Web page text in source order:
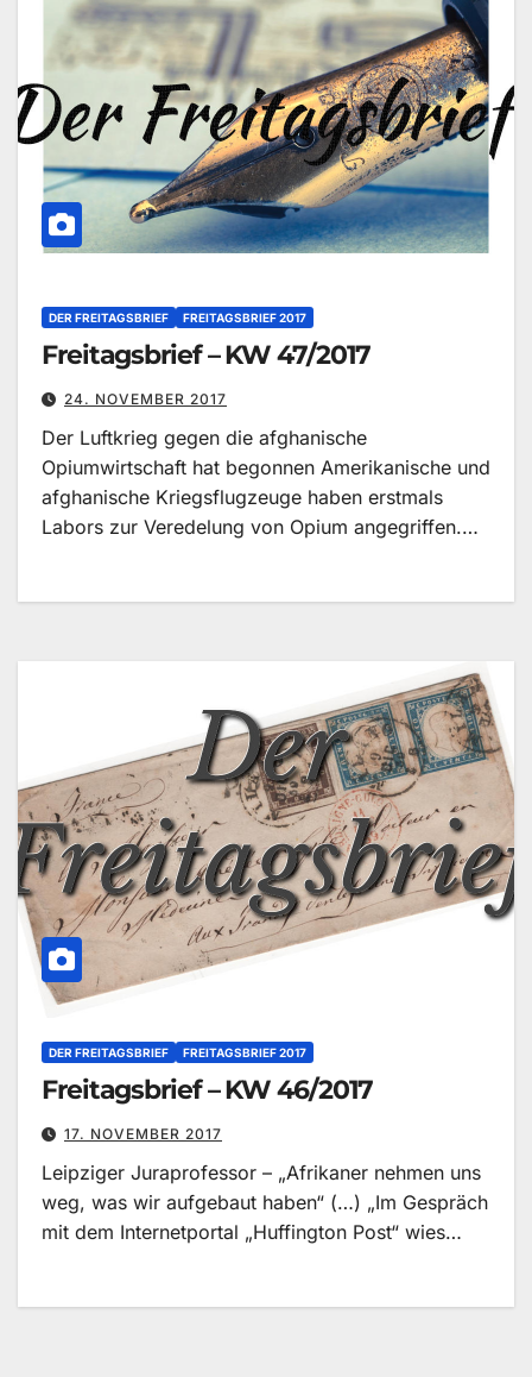
DER FREITAGSBRIEF FREITAGSBRIEF 2017
Freitagsbrief – KW 47/2017
24. NOVEMBER 2017
Der Luftkrieg gegen die afghanische
Opiumwirtschaft hat begonnen Amerikanische und
afghanische Kriegsflugzeuge haben erstmals
Labors zur Veredelung von Opium angegriffen.…
DER FREITAGSBRIEF FREITAGSBRIEF 2017
Freitagsbrief – KW 46/2017
17. NOVEMBER 2017
Leipziger Juraprofessor – „Afrikaner nehmen uns
weg, was wir aufgebaut haben“ (…) „Im Gespräch
mit dem Internetportal „Huffington Post“ wies…